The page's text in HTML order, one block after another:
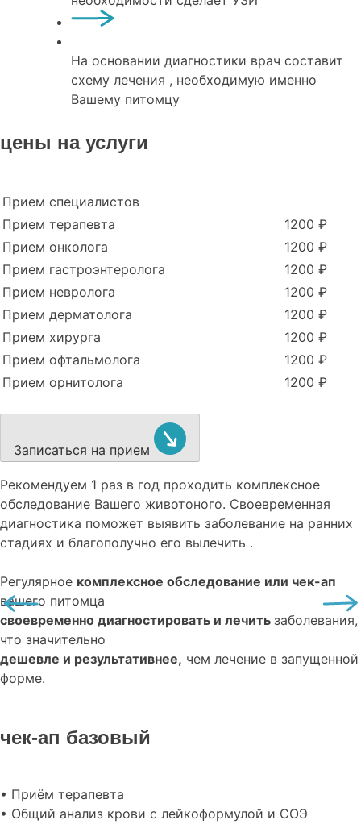
На основании диагностики врач составит
схему лечения , необходимую именно
Вашему питомцу
цены на услуги
Прием специалистов
Прием терапевта
1200 ₽
Прием онколога
1200 ₽
Прием гастроэнтеролога
1200 ₽
Прием невролога
1200 ₽
Прием дерматолога
1200 ₽
Прием хирурга
1200 ₽
Прием офтальмолога
1200 ₽
Прием орнитолога
1200 ₽
Записаться на прием
Рекомендуем 1 раз в год проходить комплексное
обследование Вашего животоного. Своевременная
диагностика поможет выявить заболевание на ранних
стадиях и благополучно его вылечить .
Регулярное комплексное обследование или чек-ап
вашего питомца
своевременно диагностировать и лечить заболевания,
что значительно
дешевле и результативнее, чем лечение в запущенной
форме.
чек-ап базовый
• Приём терапевта
• Общий анализ крови с лейкоформулой и СОЭ